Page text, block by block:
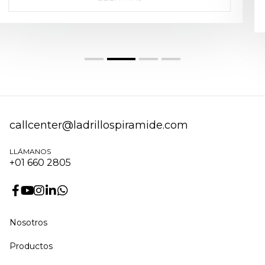
callcenter@ladrillospiramide.com
LLÁMANOS
+01 660 2805
Nosotros
Productos